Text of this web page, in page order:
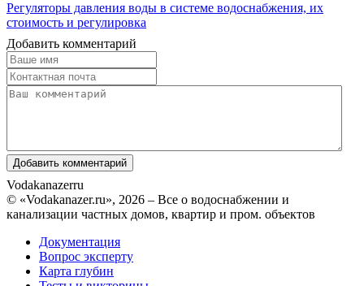
Регуляторы давления воды в системе водоснабжения, их
стоимость и регулировка
Добавить комментарий
Vodakanazerru
© «Vodakanazer.ru», 2026 – Все о водоснабжении и
канализации частных домов, квартир и пром. объектов
Документация
Вопрос эксперту
Карта глубин